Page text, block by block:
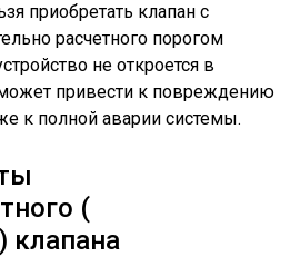
приобретать клапан с
расчетного порогом
не откроется в
привести к повреждению
к полной аварии системы.
(
клапана